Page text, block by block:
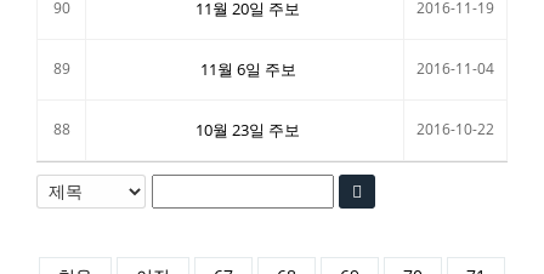
90 11월 20일 주보 2016-11-19
89 11월 6일 주보 2016-11-04
88 10월 23일 주보 2016-10-22